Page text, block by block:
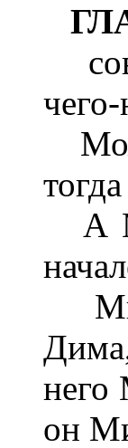
А
него
он